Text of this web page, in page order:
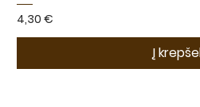
Kaina
4,30 €
Į